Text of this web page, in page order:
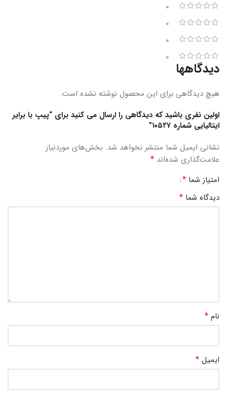
0
0
0
0
دیدگاهها
هیچ دیدگاهی برای این محصول نوشته نشده است.
اولین نفری باشید که دیدگاهی را ارسال می کنید برای “پیپ با برایر
ایتالیایی شماره ۱۰۵۲۷”
نشانی ایمیل شما منتشر نخواهد شد. بخش‌های موردنیاز
علامت‌گذاری شده‌اند *
امتیاز شما *
دیدگاه شما *
نام *
ایمیل *